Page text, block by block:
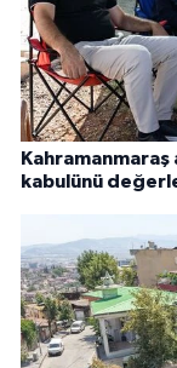
Kahramanmaraş
kabulünü